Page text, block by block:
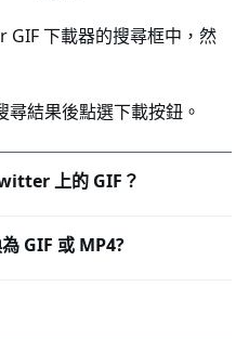
GIF 下載器的搜尋框中，然
結果後點選下載按鈕。
上的 GIF？
GIF 或 MP4?